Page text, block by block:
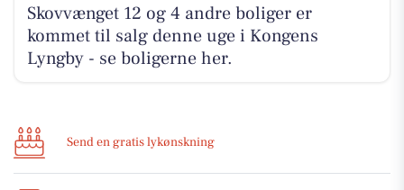
Skovvænget 12 og 4 andre boliger er
kommet til salg denne uge i Kongens
Lyngby - se boligerne her.
Send en gratis lykønskning